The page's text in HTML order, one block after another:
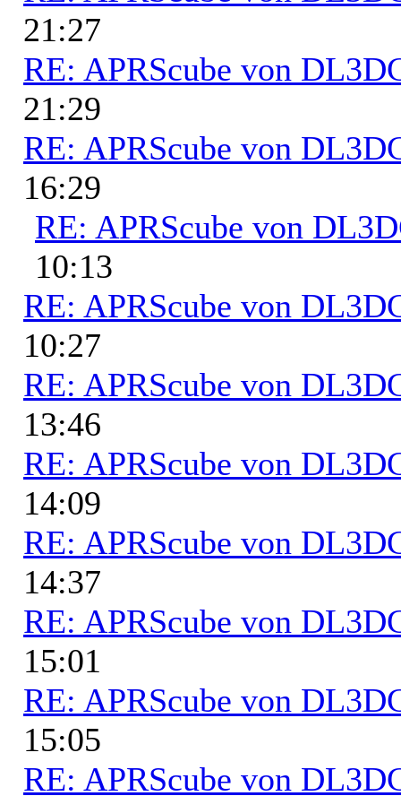
21:27
RE: APRScube von
21:29
RE: APRScube von
16:29
RE: APRScube von
10:13
RE: APRScube von
10:27
RE: APRScube von
13:46
RE: APRScube von
14:09
RE: APRScube von
14:37
RE: APRScube von
15:01
RE: APRScube von
15:05
RE: APRScube von